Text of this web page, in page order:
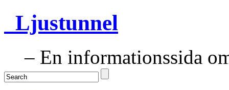
Ljustunnel
– En informationssida